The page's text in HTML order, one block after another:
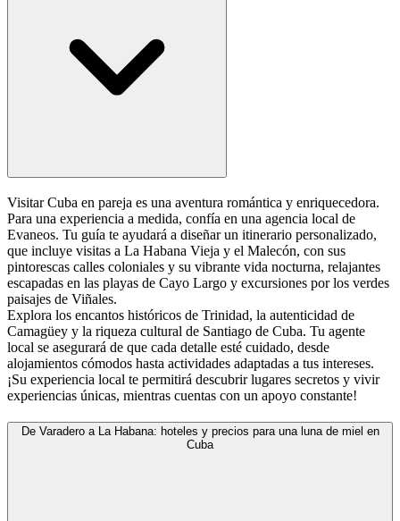
Visitar Cuba en pareja es una aventura romántica y enriquecedora.
Para una experiencia a medida, confía en una agencia local de
Evaneos. Tu guía te ayudará a diseñar un itinerario personalizado,
que incluye visitas a La Habana Vieja y el Malecón, con sus
pintorescas calles coloniales y su vibrante vida nocturna, relajantes
escapadas en las playas de Cayo Largo y excursiones por los verdes
paisajes de Viñales.
Explora los encantos históricos de Trinidad, la autenticidad de
Camagüey y la riqueza cultural de Santiago de Cuba. Tu agente
local se asegurará de que cada detalle esté cuidado, desde
alojamientos cómodos hasta actividades adaptadas a tus intereses.
¡Su experiencia local te permitirá descubrir lugares secretos y vivir
experiencias únicas, mientras cuentas con un apoyo constante!
De Varadero a La Habana: hoteles y precios para una luna de miel en
Cuba